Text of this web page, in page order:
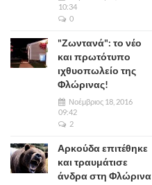
10:34
0
"Ζωντανά": το νέο
και πρωτότυπο
ιχθυοπωλείο της
Φλώρινας!
Νοέμβριος 18, 2016
09:42
2
Αρκούδα επιτέθηκε
και τραυμάτισε
άνδρα στη Φλώρινα